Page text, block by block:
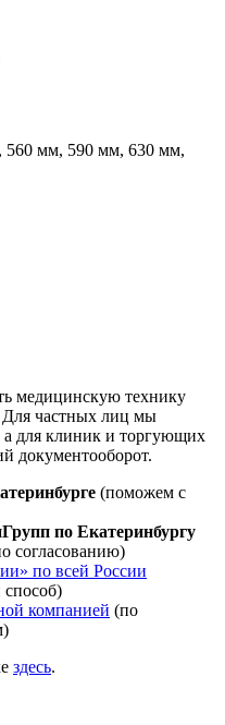
560 мм, 590 мм, 630 мм,
медицинскую технику
Для частных лиц мы
для клиник и торгующих
документооборот.
(поможем с
по Екатеринбургу
согласованию)
по всей России
компанией (по
здесь.